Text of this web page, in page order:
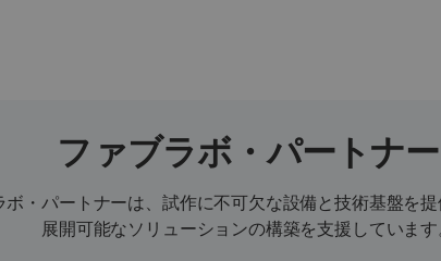
ファブラボ・パートナー
ボ・パートナーは、試作に不可欠な設備と技術基盤を
展開可能なソリューションの構築を支援しています